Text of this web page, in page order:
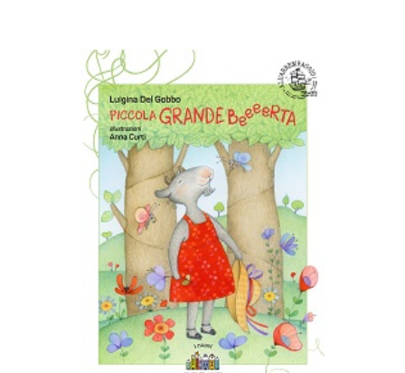
AGGIUNGI AL CARRELLO